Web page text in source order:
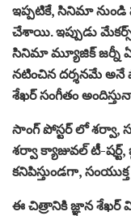
ఇప్పటికే, సినిమా నుండి
చేశాయి. ఇప్పుడు
సినిమా మ్యూజిక్ జర్నీ
నటించిన దర్శనమే అనే
శేఖర్ సంగీతం
సాంగ్ పోస్టర్ లో శర్వా,
శర్వా క్యాజువల్ టీ-
కనిపిస్తుండగా,
ఈ చిత్రానికి జ్ఞాన